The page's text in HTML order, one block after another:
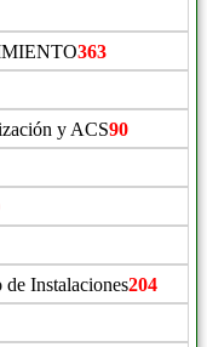
363
y ACS90
Instalaciones204